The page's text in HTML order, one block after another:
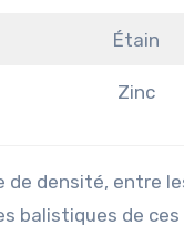
Étain
Zinc
de densité, entre
balistiques de